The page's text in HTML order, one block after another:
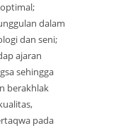
dalam
dan seni;
ajaran
sehingga
berakhlak
pada